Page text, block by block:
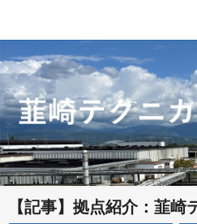
【記事】拠点紹介：韮崎